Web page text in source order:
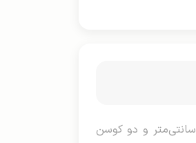
روتختی سه بعدی دو نفره، ست کامل و بصری خیره‌کننده با شش تیکه شامل ملحفه دو رو ۲۴۰×۲۲۰ سانتی‌متر، چهار روبالشتی ۷۰×۵۰ سانتی‌متر و دو کوسن